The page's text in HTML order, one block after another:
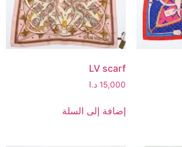
LV scarf
15,000 د.ا
إضافة إلى السلة